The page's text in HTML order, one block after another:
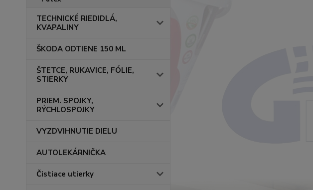
TECHNICKÉ RIEDIDLÁ,
KVAPALINY
ŠKODA ODTIENE 150 ML
ŠTETCE, RUKAVICE, FÓLIE,
STIERKY
PRIEM. SPOJKY,
RÝCHLOSPOJKY
VYZDVIHNUTIE DIELU
AUTOLEKÁRNIČKA
Čistiace utierky